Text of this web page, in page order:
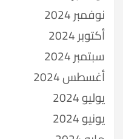
نوفمبر 2024
أكتوبر 2024
سبتمبر 2024
أغسطس 2024
يوليو 2024
يونيو 2024